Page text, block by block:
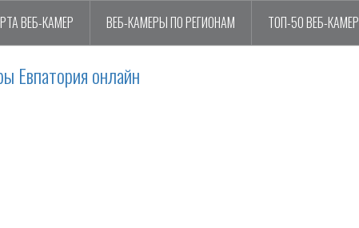
ВЕБ-КАМЕР ВЕБ-КАМЕРЫ ПО РЕГИОНАМ ТОП-50 ВЕБ-КАМЕР
Евпатория онлайн